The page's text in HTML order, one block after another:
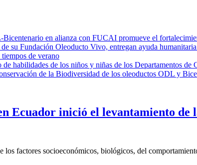
en alianza con FUCAI promueve el
Fundación Oleoducto Vivo, entregan ayuda
de verano
habilidades de los niños y niñas de los Departamentos
de la Biodiversidad de los oleoductos ODL y
Ecuador inició el levantamiento
los factores socioeconómicos, biológicos, del